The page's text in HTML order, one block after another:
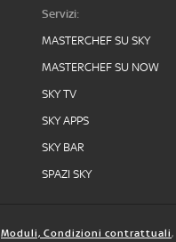
Servizi:
MASTERCHEF SU SKY
MASTERCHEF SU NOW
SKY TV
SKY APPS
SKY BAR
SPAZI SKY
Moduli, Condizioni contrattuali,